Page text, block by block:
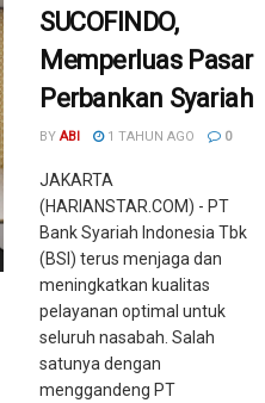
SUCOFINDO,
Memperluas Pasar
Perbankan Syariah
BY ABI 1 TAHUN AGO 0
JAKARTA
(HARIANSTAR.COM) - PT
Bank Syariah Indonesia Tbk
(BSI) terus menjaga dan
meningkatkan kualitas
pelayanan optimal untuk
seluruh nasabah. Salah
satunya dengan
menggandeng PT